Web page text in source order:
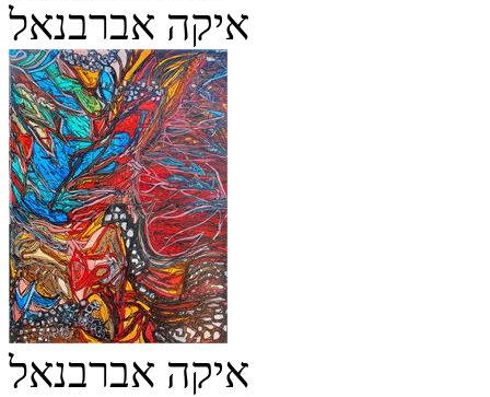
איקה אברבנאל
איקה אברבנאל